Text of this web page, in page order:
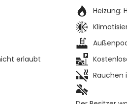
erlaubt
Heizung:
Rauchen